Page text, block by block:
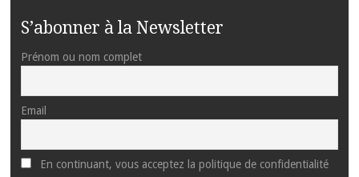
S’abonner à la Newsletter
Prénom ou nom complet
Email
En continuant, vous acceptez la politique de confidentialité